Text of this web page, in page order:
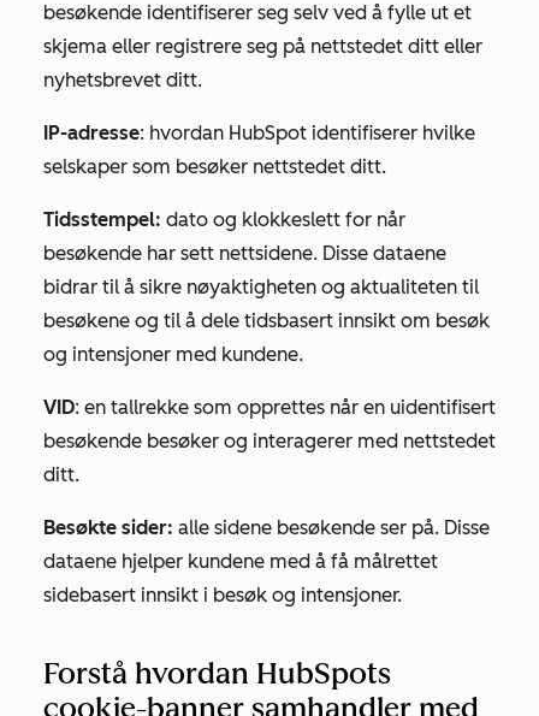
besøkende identifiserer seg selv ved å fylle ut et
skjema eller registrere seg på nettstedet ditt eller
nyhetsbrevet ditt.
IP-adresse: hvordan HubSpot identifiserer hvilke
selskaper som besøker nettstedet ditt.
Tidsstempel: dato og klokkeslett for når
besøkende har sett nettsidene. Disse dataene
bidrar til å sikre nøyaktigheten og aktualiteten til
besøkene og til å dele tidsbasert innsikt om besøk
og intensjoner med kundene.
VID: en tallrekke som opprettes når en uidentifisert
besøkende besøker og interagerer med nettstedet
ditt.
Besøkte sider: alle sidene besøkende ser på. Disse
dataene hjelper kundene med å få målrettet
sidebasert innsikt i besøk og intensjoner.
Forstå hvordan HubSpots
cookie-banner samhandler med